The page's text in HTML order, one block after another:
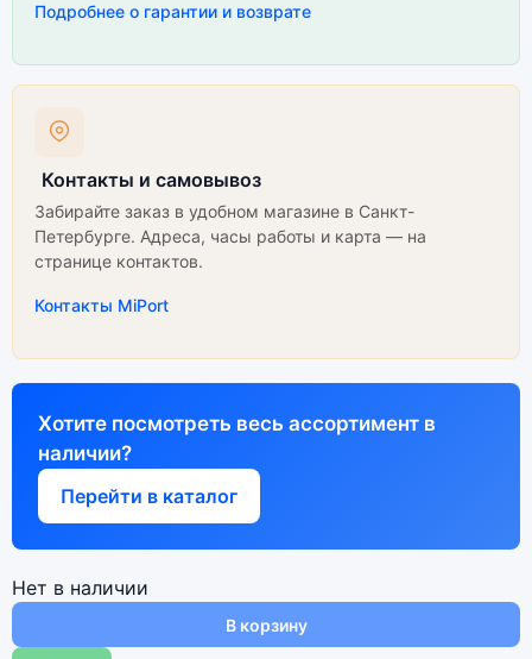
Подробнее о гарантии и возврате
Контакты и самовывоз
Забирайте заказ в удобном магазине в Санкт-
Петербурге. Адреса, часы работы и карта — на
странице контактов.
Контакты MiPort
Хотите посмотреть весь ассортимент в
наличии?
Перейти в каталог
Нет в наличии
В корзину